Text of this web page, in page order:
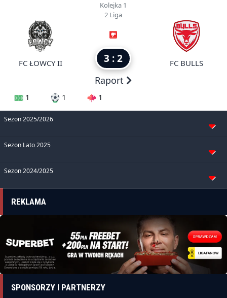
FC ŁOWCY II
Kolejka 1
2 Liga
3 : 2
Raport
FC BULLS
1 1 1
Sezon 2025/2026
Sezon Lato 2025
Sezon 2024/2025
REKLAMA
SPONSORZY I PARTNERZY